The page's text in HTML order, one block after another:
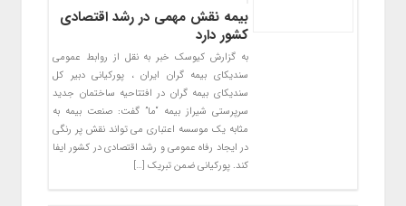
بیمه نقش مهمی در رشد اقتصادی
کشور دارد
به گزارش کیوسک خبر به نقل از روابط عمومی
سندیکای بیمه گران ایران ، پورکیانی دبیر کل
سندیکای بیمه گران در افتتاحیه ساختمان جدید
سرپرستی شیراز بیمه “ما” گفت: صنعت بیمه به
مثابه یک موسسه اعتباری می تواند نقش پر رنگی
در ایجاد رفاه عمومی و رشد اقتصادی در کشور ایفا
کند. پورکیانی ضمن تبریک […]